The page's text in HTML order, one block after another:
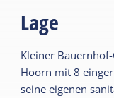
Feldes, 4 auf
Westseite.
Lage
Kleiner
Hoorn mit 8
seine eigenen